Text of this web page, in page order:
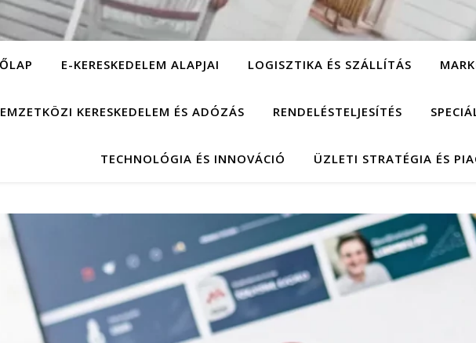
E-KERESKEDELEM ALAPJAI LOGISZTIKA ÉS SZÁLLÍTÁS
KERESKEDELEM ÉS ADÓZÁS RENDELÉSTELJESÍTÉS
TECHNOLÓGIA ÉS INNOVÁCIÓ ÜZLETI STRATÉGIA ÉS